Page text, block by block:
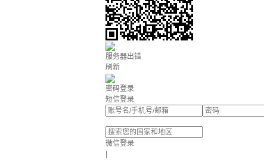
服务器出错
刷新
密码登录
短信登录
微信登录